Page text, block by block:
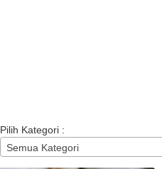
Pilih Kategori :
Semua Kategori